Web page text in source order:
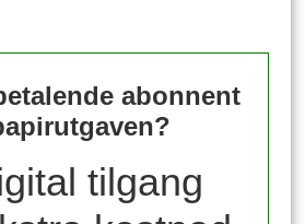
abonnent
tilgang